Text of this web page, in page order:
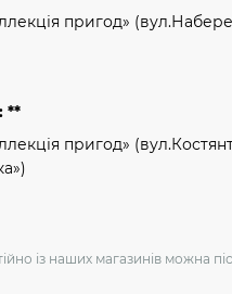
пригод»
**
пригод»
із наших магазинів можна